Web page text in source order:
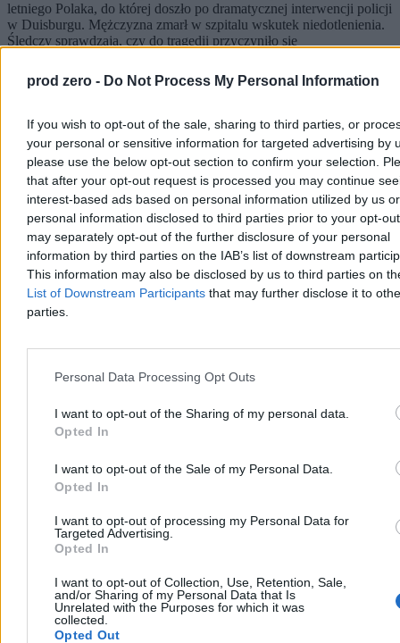
prod zero - Do Not Process My Personal Information
If you wish to opt-out of the sale, sharing to third parties, or
your personal or sensitive information for targeted advertising by
please use the below opt-out section to confirm your selection.
that after your opt-out request is processed you may continue
interest-based ads based on personal information utilized by us or
personal information disclosed to third parties prior to your opt-
may separately opt-out of the further disclosure of your personal
information by third parties on the IAB’s list of downstream
This information may also be disclosed by us to third parties on
List of Downstream Participants that may further disclose it to
parties.
Personal Data Processing Opt Outs
I want to opt-out of the Sharing of my personal data.
Opted In
I want to opt-out of the Sale of my Personal Data.
Opted In
I want to opt-out of processing my Personal Data for
Targeted Advertising.
Opted In
I want to opt-out of Collection, Use, Retention, Sale,
and/or Sharing of my Personal Data that Is
Unrelated with the Purposes for which it was
collected.
Opted Out
letniego Polaka, do której doszło po dramatycznej interwencji policji
w Duisburgu. Mężczyzna zmarł w szpitalu wskutek niedotlenienia.
Śledczy sprawdzają, czy do tragedii przyczyniło się
Agnieszka Waś-Turecka
Dzisiaj 12:40
3 min
Świat
Kapibary przyszły z wizytą. Zaskakujące
nagranie trafiło do sieci
Zaskakująca sytuacja w brazylijskim stanie Mato Grosso. Tuż przed
rozpoczęciem obrad przez drzwi frontowe lokalnego parlamentu ze
spokojem wkroczyły dwie kapibary. Największe gryzonie świata